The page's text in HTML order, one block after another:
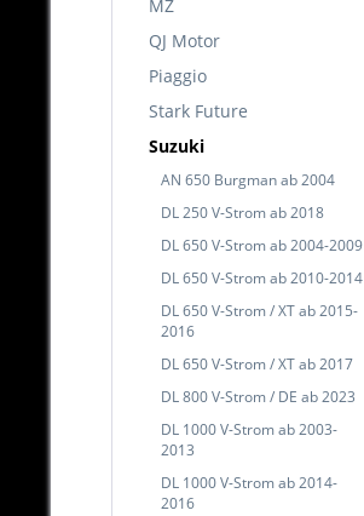
MZ
QJ Motor
Piaggio
Stark Future
Suzuki
AN 650 Burgman ab 2004
DL 250 V-Strom ab 2018
DL 650 V-Strom ab 2004-2009
DL 650 V-Strom ab 2010-2014
DL 650 V-Strom / XT ab 2015-
2016
DL 650 V-Strom / XT ab 2017
DL 800 V-Strom / DE ab 2023
DL 1000 V-Strom ab 2003-
2013
DL 1000 V-Strom ab 2014-
2016